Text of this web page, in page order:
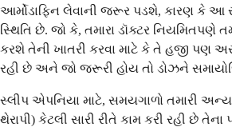
આર્મોડાફિન લેવાની જરૂર પડશે, કારણ કે આ
સ્થિતિ છે. જો કે, તમારા ડૉક્ટર નિયમિતપણે
કરશે તેની ખાતરી કરવા માટે કે તે હજી પણ
રહી છે અને જો જરૂરી હોય તો ડોઝને
સ્લીપ એપનિયા માટે, સમયગાળો તમારી અન્ય
થેરાપી) કેટલી સારી રીતે કામ કરી રહી છે